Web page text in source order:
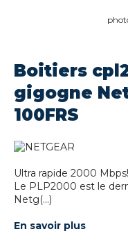
Boitiers
gigogne
100FRS
Ultra rapide 2000 Mbps!
Le PLP2000 est le
Netg(...)
En savoir plus